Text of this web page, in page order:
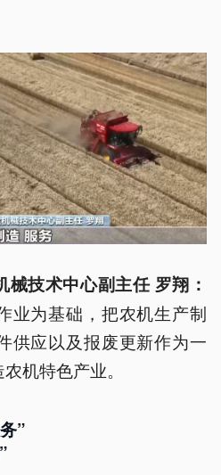
械技术中心副主任 罗翔 ：
业为基础，把农机生产制
供应以及报废更新作为一
机特色产业。
”